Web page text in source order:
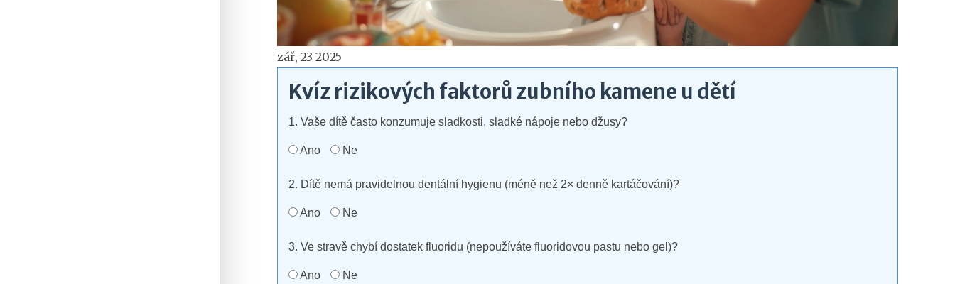
zář, 23 2025
Kvíz rizikových faktorů zubního kamene u dětí
1. Vaše dítě často konzumuje sladkosti, sladké nápoje nebo džusy?
Ano Ne
2. Dítě nemá pravidelnou dentální hygienu (méně než 2× denně kartáčování)?
Ano Ne
3. Ve stravě chybí dostatek fluoridu (nepoužíváte fluoridovou pastu nebo gel)?
Ano Ne